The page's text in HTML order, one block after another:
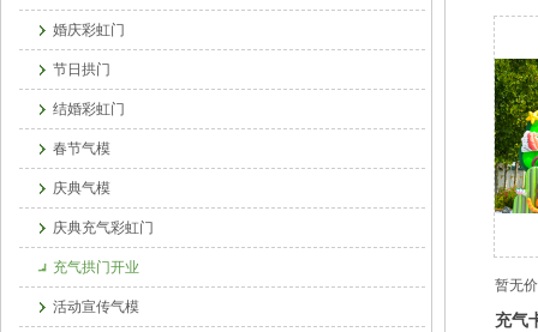
婚庆彩虹门
节日拱门
结婚彩虹门
春节气模
庆典气模
庆典充气彩虹门
充气拱门开业
活动宣传气模
暂无
充气